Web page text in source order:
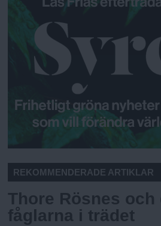
REKOMMENDERADE ARTIKLAR
Thore Rösnes och
fåglarna i trädet